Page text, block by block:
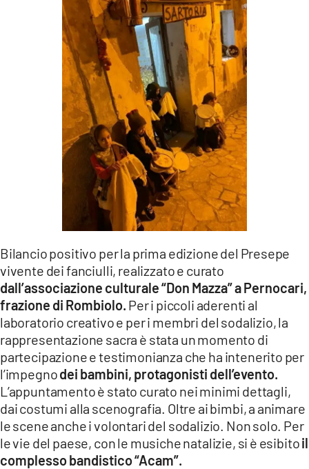
LACPLAY.IT
LACONAIR.IT
LACITYMAG.IT
ILREGGINO.IT
COSENZACHANNEL.IT
LACAPITALENEWS.IT
App
ANDROID
APPLE
Bilancio positivo per la prima edizione del Presepe
vivente dei fanciulli, realizzato e curato
dall’associazione culturale “Don Mazza” a Pernocari,
frazione di Rombiolo. Per i piccoli aderenti al
laboratorio creativo e per i membri del sodalizio, la
rappresentazione sacra è stata un momento di
partecipazione e testimonianza che ha intenerito per
l’impegnodei bambini, protagonisti dell’evento.
L’appuntamento è stato curato nei minimi dettagli,
dai costumi alla scenografia. Oltre ai bimbi, a animare
le scene anche i volontari del sodalizio. Non solo. Per
le vie del paese, con le musiche natalizie, si è esibitoil
complesso bandistico “Acam”.